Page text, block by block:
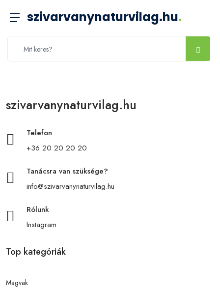
szivarvanynaturvilag.hu.
szivarvanynaturvilag.hu
Telefon
+36 20 20 20 20
Tanácsra van szüksége?
info@szivarvanynaturvilag.hu
Rólunk
Instagram
Top kategóriák
Magvak